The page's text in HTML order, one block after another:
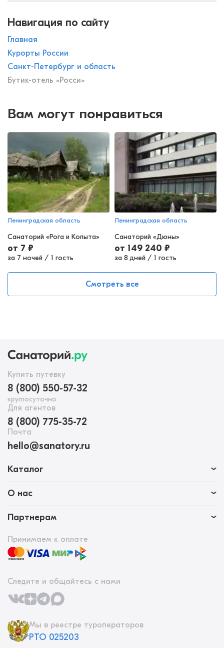
Навигация по сайту
Главная
Курорты России
Санкт-Петербург и область
Бутик-отель «Росси»
Вам могут понравиться
Ленинградская область
Санаторий «Рога и Копыта»
от 7 ₽
за 7 ночей / 1 гость
Ленинградская область
Санаторий «Дюны»
от 149 240 ₽
за 8 дней / 1 гость
Смотреть все
Купить путевку
8 (800) 550-57-32
круглосуточно
Для агентов
8 (800) 775-35-72
Почта
hello@sanatory.ru
Каталог
О нас
Партнерам
Принимаем к оплате
Следите и общайтесь с нами
Мы в реестре туроператоров
РТО 025203